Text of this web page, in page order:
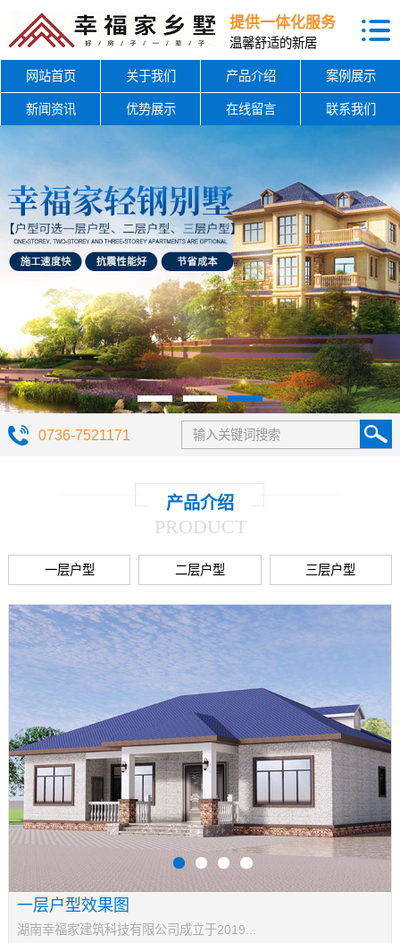
提供一体化服务
温馨舒适的新居
网站首页 关于我们 产品介绍 案例展示
新闻资讯 优势展示 在线留言 联系我们
0736-7521171
产品介绍
PRODUCT
一层户型 二层户型 三层户型
一层户型效果图
湖南幸福家建筑科技有限公司成立于2019...